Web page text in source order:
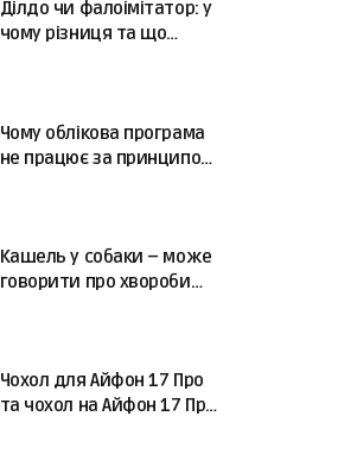
Ділдо чи фалоімітатор: у
чому різниця та що
Чому облікова програма
не працює за принципом
Кашель у собаки – може
говорити про хвороби
Чохол для Айфон 17 Про
та чохол на Айфон 17 Про